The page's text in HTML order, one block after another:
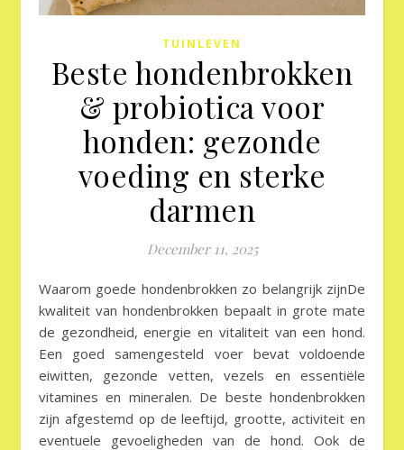
TUINLEVEN
Beste hondenbrokken
& probiotica voor
honden: gezonde
voeding en sterke
darmen
December 11, 2025
Waarom goede hondenbrokken zo belangrijk zijnDe
kwaliteit van hondenbrokken bepaalt in grote mate
de gezondheid, energie en vitaliteit van een hond.
Een goed samengesteld voer bevat voldoende
eiwitten, gezonde vetten, vezels en essentiële
vitamines en mineralen. De beste hondenbrokken
zijn afgestemd op de leeftijd, grootte, activiteit en
eventuele gevoeligheden van de hond. Ook de